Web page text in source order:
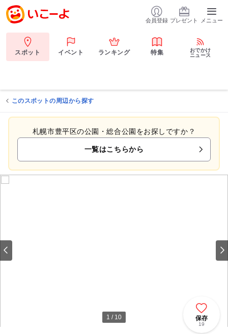
会員登録 プレゼント メニュー
スポット イベント ランキング 特集
おでかけ
ニュース
このスポットの周辺から探す
札幌市豊平区の公園・総合公園をお探しですか？
一覧はこちらから
1 / 10 保存
19